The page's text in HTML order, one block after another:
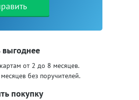
выгоднее
от 2 до 8 месяцев.
без поручителей.
покупку